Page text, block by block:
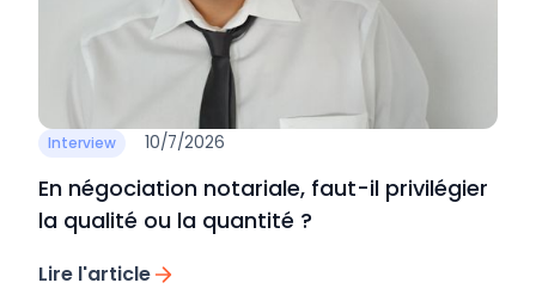
Interview 10/7/2026
En négociation notariale, faut-il privilégier
la qualité ou la quantité ?
Lire l'article